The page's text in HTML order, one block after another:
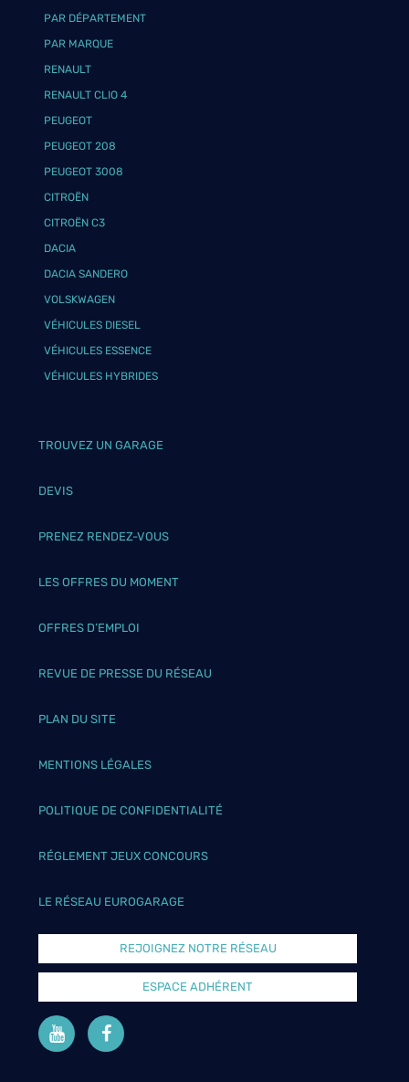
PAR DÉPARTEMENT
PAR MARQUE
RENAULT
RENAULT CLIO 4
PEUGEOT
PEUGEOT 208
PEUGEOT 3008
CITROËN
CITROËN C3
DACIA
DACIA SANDERO
VOLSKWAGEN
VÉHICULES DIESEL
VÉHICULES ESSENCE
VÉHICULES HYBRIDES
TROUVEZ UN GARAGE
DEVIS
PRENEZ RENDEZ-VOUS
LES OFFRES DU MOMENT
OFFRES D’EMPLOI
REVUE DE PRESSE DU RÉSEAU
PLAN DU SITE
MENTIONS LÉGALES
POLITIQUE DE CONFIDENTIALITÉ
RÉGLEMENT JEUX CONCOURS
LE RÉSEAU EUROGARAGE
REJOIGNEZ NOTRE RÉSEAU
ESPACE ADHÉRENT